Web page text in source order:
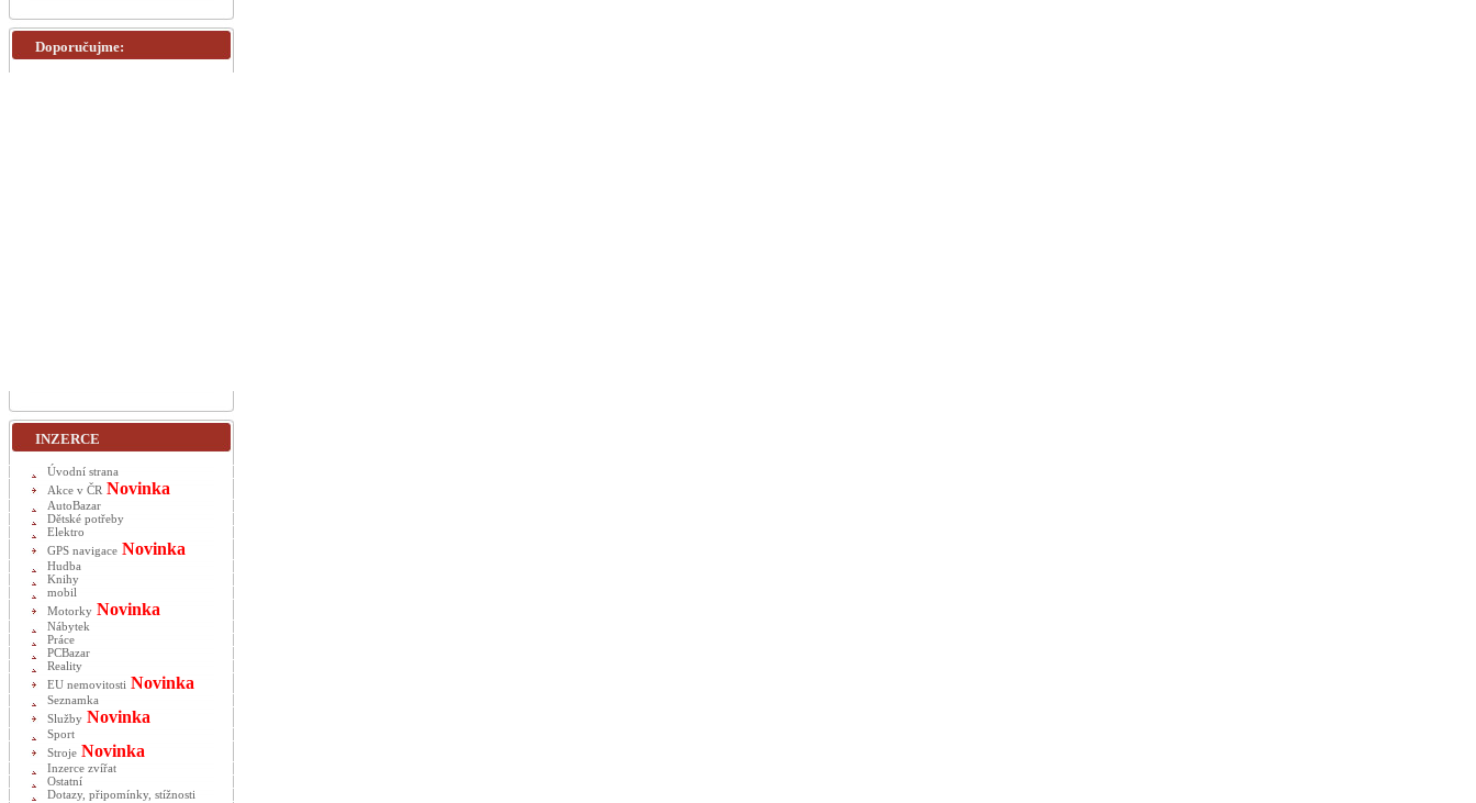
Doporučujme:
INZERCE
Úvodní strana
Akce v ČR Novinka
AutoBazar
Dětské potřeby
Elektro
GPS navigace Novinka
Hudba
Knihy
mobil
Motorky Novinka
Nábytek
Práce
PCBazar
Reality
EU nemovitosti Novinka
Seznamka
Služby Novinka
Sport
Stroje Novinka
Inzerce zvířat
Ostatní
Dotazy, připomínky, stížnosti